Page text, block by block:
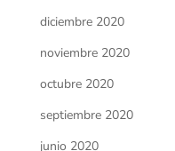
diciembre 2020
noviembre 2020
octubre 2020
septiembre 2020
junio 2020